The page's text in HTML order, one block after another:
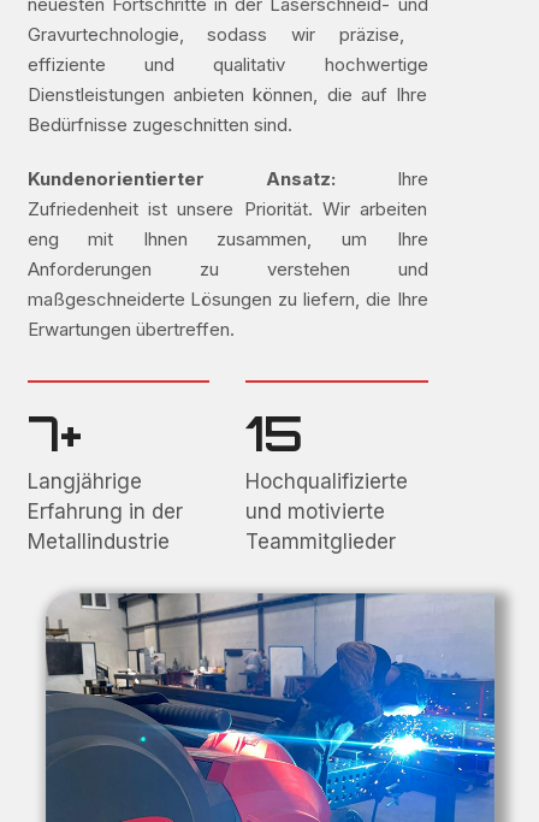
Gravurtechnologie, sodass wir präzise, ​​
effiziente und qualitativ hochwertige
Dienstleistungen anbieten können, die auf Ihre
Bedürfnisse zugeschnitten sind.
Kundenorientierter Ansatz: Ihre
Zufriedenheit ist unsere Priorität. Wir arbeiten
eng mit Ihnen zusammen, um Ihre
Anforderungen zu verstehen und
maßgeschneiderte Lösungen zu liefern, die Ihre
Erwartungen übertreffen.
7+
Langjährige
Erfahrung in der
Metallindustrie
15
Hochqualifizierte
und motivierte
Teammitglieder